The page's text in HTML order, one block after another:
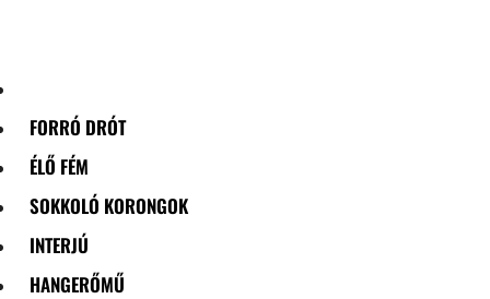
FORRÓ DRÓT
ÉLŐ FÉM
SOKKOLÓ KORONGOK
INTERJÚ
HANGERŐMŰ